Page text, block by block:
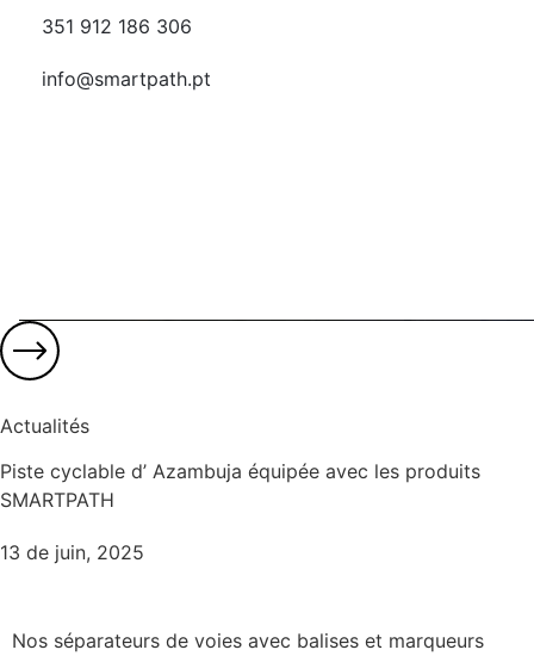
351 912 186 306
info@smartpath.pt
Actualités
Piste cyclable d’ Azambuja équipée avec les produits
SMARTPATH
13 de juin, 2025
Nos séparateurs de voies avec balises et marqueurs